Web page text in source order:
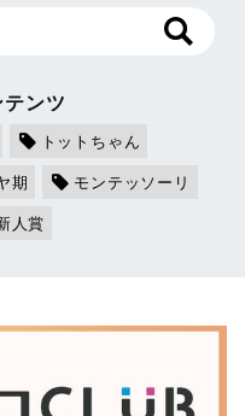
ンツ
トットちゃん
期
モンテッソーリ
人賞